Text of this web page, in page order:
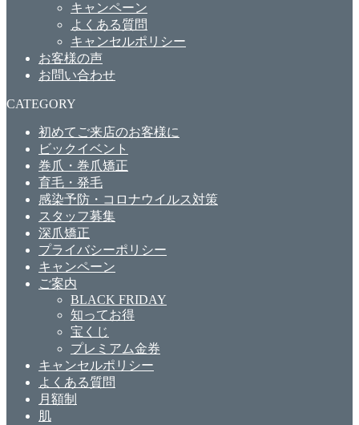
キャンペーン
よくある質問
キャンセルポリシー
お客様の声
お問い合わせ
CATEGORY
初めてご来店のお客様に
ビックイベント
巻爪・巻爪矯正
育毛・発毛
感染予防・コロナウイルス対策
スタッフ募集
深爪矯正
プライバシーポリシー
キャンペーン
ご案内
BLACK FRIDAY
知ってお得
宝くじ
プレミアム金券
キャンセルポリシー
よくある質問
月額制
肌